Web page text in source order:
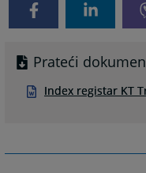
Prateći
Index registar KT